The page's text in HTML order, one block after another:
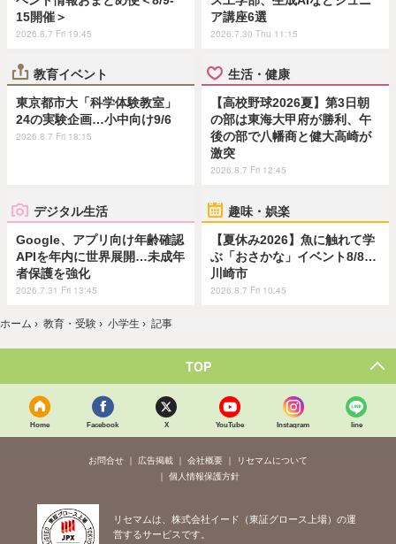
15開催＞
2026.8.7 Fri 19:45
ア講座6選
2026.7.30 Thu 11:15
教育イベント
東京都市大「科学体験教室」
24の実験企画…小中向け9/6
2026.8.7 Fri 18:15
生活・健康
【高校野球2026夏】第3日朝
の部は東海大甲府が勝利、午
後の部で八幡商と健大高崎が
激突
2026.8.7 Fri 12:45
デジタル生活
Google、アプリ向け年齢確認
APIを年内に世界展開…未成年
者保護を強化
2026.7.31 Fri 13:45
趣味・娯楽
【夏休み2026】魚に触れて学
ぶ「おさかな」イベント8/8…
川崎市
2026.8.7 Fri 10:45
ホーム › 教育・受験 › 小学生 › 記事
TOP
Home Facebook X YouTube Instagram line
お問合せ 広告掲載 会社概要
リセマムについて
個人情報保護方針
リセマムは、株式会社イード（東証グロース上場）の運
営するサービスです。